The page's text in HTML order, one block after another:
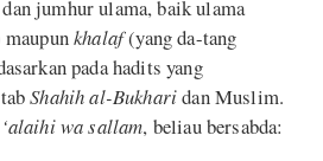
jumhur ulama, baik ulama
maupunkhalaf(yang da-tang
pada hadits yang
Shahih al-Bukharidan Muslim.
wa sallam, beliau bersabda: